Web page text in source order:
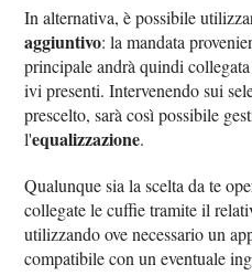
In alternativa, è possibile
aggiuntivo: la mandata
principale andrà quindi
ivi presenti. Intervenendo sui
prescelto, sarà così possibile
l'equalizzazione.
Qualunque sia la scelta da te
collegate le cuffie tramite il
utilizzando ove necessario un
compatibile con un eventuale